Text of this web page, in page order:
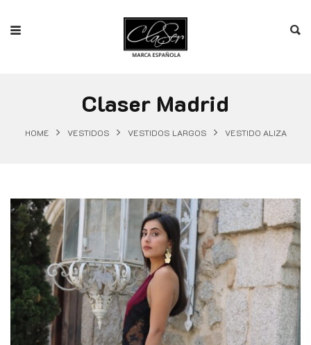
Claser Madrid
HOME VESTIDOS VESTIDOS LARGOS VESTIDO ALIZA